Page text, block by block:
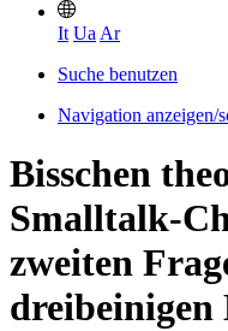
It Ua Ar
Suche benutzen
Navigation anzeigen/
Bisschen
Smalltalk-
zweiten
dreibeinigen